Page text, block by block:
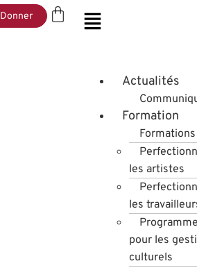
Donner
Actualités
Formation
les artistes
les
pour les
culturels